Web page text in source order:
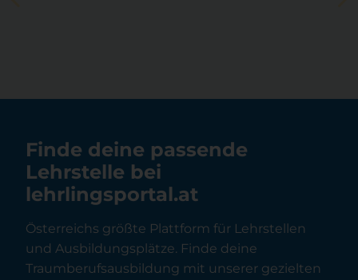
Finde deine passende
Lehrstelle bei
lehrlingsportal.at
Österreichs größte Plattform für Lehrstellen
und Ausbildungsplätze. Finde deine
Traumberufsausbildung mit unserer gezielten